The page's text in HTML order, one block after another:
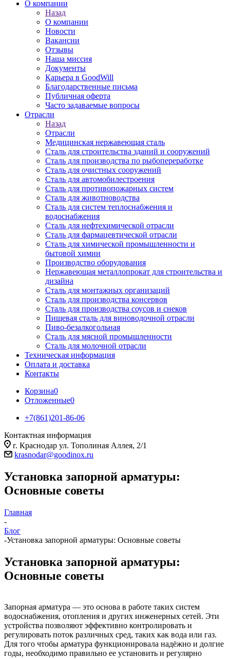
О компании
Назад
О компании
Новости
Вакансии
Отзывы
Наша миссия
Документы
Карьера в GoodWill
Благодарственные письма
Публичная оферта
Часто задаваемые вопросы
Отрасли
Назад
Отрасли
Медицинcкая нержавеющая сталь
Сталь для строительства зданий и сооружений
Сталь для производства по рыбопереработке
Сталь для очистных сооружений
Сталь для автомобилестроения
Сталь для противопожарных систем
Сталь для животноводства
Сталь для систем теплоснабжения и
водоснабжения
Сталь для нефтехимической отрасли
Сталь для фармацевтической отрасли
Сталь для химической промышленности и
бытовой химии
Производство оборудования
Нержавеющая металлопрокат для строительства и
дизайна
Сталь для монтажных организаций
Сталь для производства консервов
Сталь для производства соусов и снеков
Пищевая сталь для виноводочной отрасли
Пиво-безалкогольная
Сталь для мясной промышленности
Сталь для молочной отрасли
Техническая информация
Оплата и доставка
Контакты
Корзина0
Отложенные0
+7(861)201-86-06
Контактная информация
г. Краснодар ул. Тополиная Аллея, 2/1
krasnodar@goodinox.ru
Установка запорной арматуры:
Основные советы
Главная
-
Блог
-Установка запорной арматуры: Основные советы
Установка запорной арматуры:
Основные советы
Запорная арматура — это основа в работе таких систем
водоснабжения, отопления и других инженерных сетей. Эти
устройства позволяют эффективно контролировать и
регулировать поток различных сред, таких как вода или газ.
Для того чтобы арматура функционировала надёжно и долгие
годы, необходимо правильно ее установить и регулярно